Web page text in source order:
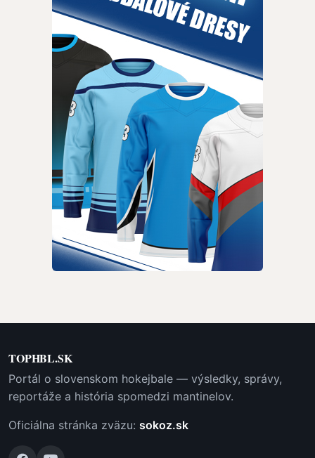
TOPHBL.SK
Portál o slovenskom hokejbale — výsledky, správy,
reportáže a história spomedzi mantinelov.
Oficiálna stránka zväzu: sokoz.sk